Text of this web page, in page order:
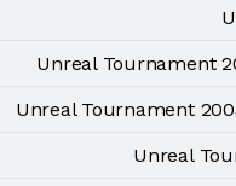
Unreal Tournament
Unreal Tournament
Unreal